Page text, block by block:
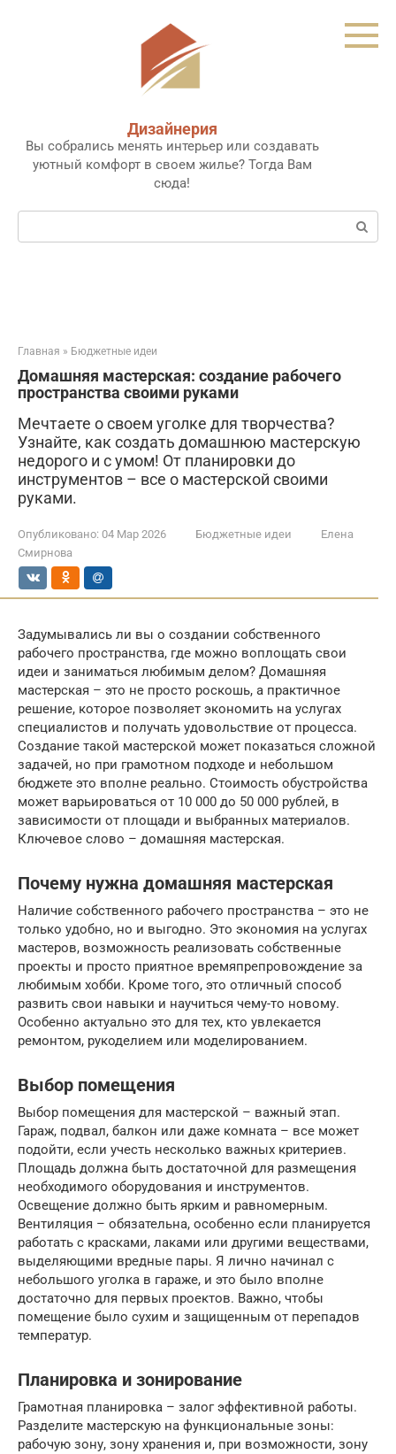
Дизайнерия
Вы собрались менять интерьер или создавать
уютный комфорт в своем жилье? Тогда Вам
сюда!
Поиск:
Главная » Бюджетные идеи
Домашняя мастерская: создание рабочего
пространства своими руками
Мечтаете о своем уголке для творчества?
Узнайте, как создать домашнюю мастерскую
недорого и с умом! От планировки до
инструментов – все о мастерской своими
руками.
Опубликовано: 04 Мар 2026 Бюджетные идеи
Елена
Смирнова
Задумывались ли вы о создании собственного
рабочего пространства, где можно воплощать свои
идеи и заниматься любимым делом? Домашняя
мастерская – это не просто роскошь, а практичное
решение, которое позволяет экономить на услугах
специалистов и получать удовольствие от процесса.
Создание такой мастерской может показаться сложной
задачей, но при грамотном подходе и небольшом
бюджете это вполне реально. Стоимость обустройства
может варьироваться от 10 000 до 50 000 рублей, в
зависимости от площади и выбранных материалов.
Ключевое слово – домашняя мастерская.
Почему нужна домашняя мастерская
Наличие собственного рабочего пространства – это не
только удобно, но и выгодно. Это экономия на услугах
мастеров, возможность реализовать собственные
проекты и просто приятное времяпрепровождение за
любимым хобби. Кроме того, это отличный способ
развить свои навыки и научиться чему-то новому.
Особенно актуально это для тех, кто увлекается
ремонтом, рукоделием или моделированием.
Выбор помещения
Выбор помещения для мастерской – важный этап.
Гараж, подвал, балкон или даже комната – все может
подойти, если учесть несколько важных критериев.
Площадь должна быть достаточной для размещения
необходимого оборудования и инструментов.
Освещение должно быть ярким и равномерным.
Вентиляция – обязательна, особенно если планируется
работать с красками, лаками или другими веществами,
выделяющими вредные пары. Я лично начинал с
небольшого уголка в гараже, и это было вполне
достаточно для первых проектов. Важно, чтобы
помещение было сухим и защищенным от перепадов
температур.
Планировка и зонирование
Грамотная планировка – залог эффективной работы.
Разделите мастерскую на функциональные зоны:
рабочую зону, зону хранения и, при возможности, зону